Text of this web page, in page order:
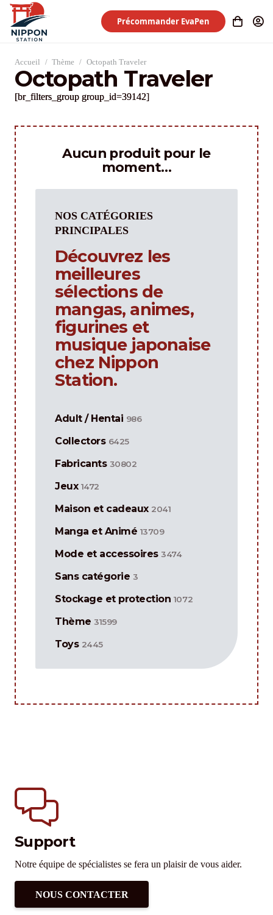
Précommander EvaPen
Accueil / Thème / Octopath Traveler
Octopath Traveler
[br_filters_group group_id=39142]
Aucun produit pour le
moment…
NOS CATÉGORIES
PRINCIPALES
Découvrez les
meilleures
sélections de
mangas, animes,
figurines et
musique japonaise
chez Nippon
Station.
Adult / Hentai 986
Collectors 6425
Fabricants 30802
Jeux 1472
Maison et cadeaux 2041
Manga et Animé 13709
Mode et accessoires 3474
Sans catégorie 3
Stockage et protection 1072
Thème 31599
Toys 2445
Support
Notre équipe de spécialistes se fera un plaisir de vous aider.
NOUS CONTACTER